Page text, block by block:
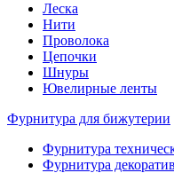
Леска
Нити
Проволока
Цепочки
Шнуры
Ювелирные ленты
Фурнитура для бижутерии
Фурнитура
Фурнитура